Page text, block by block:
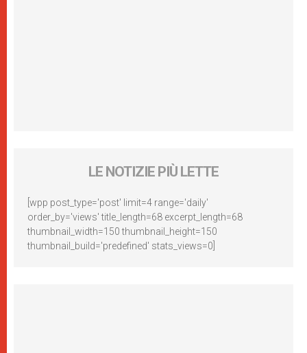
LE NOTIZIE PIÙ LETTE
[wpp post_type='post' limit=4 range='daily'
order_by='views' title_length=68 excerpt_length=68
thumbnail_width=150 thumbnail_height=150
thumbnail_build='predefined' stats_views=0]